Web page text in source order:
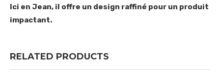
Ici en Jean, il offre un design raffiné pour un produit
impactant.
RELATED PRODUCTS